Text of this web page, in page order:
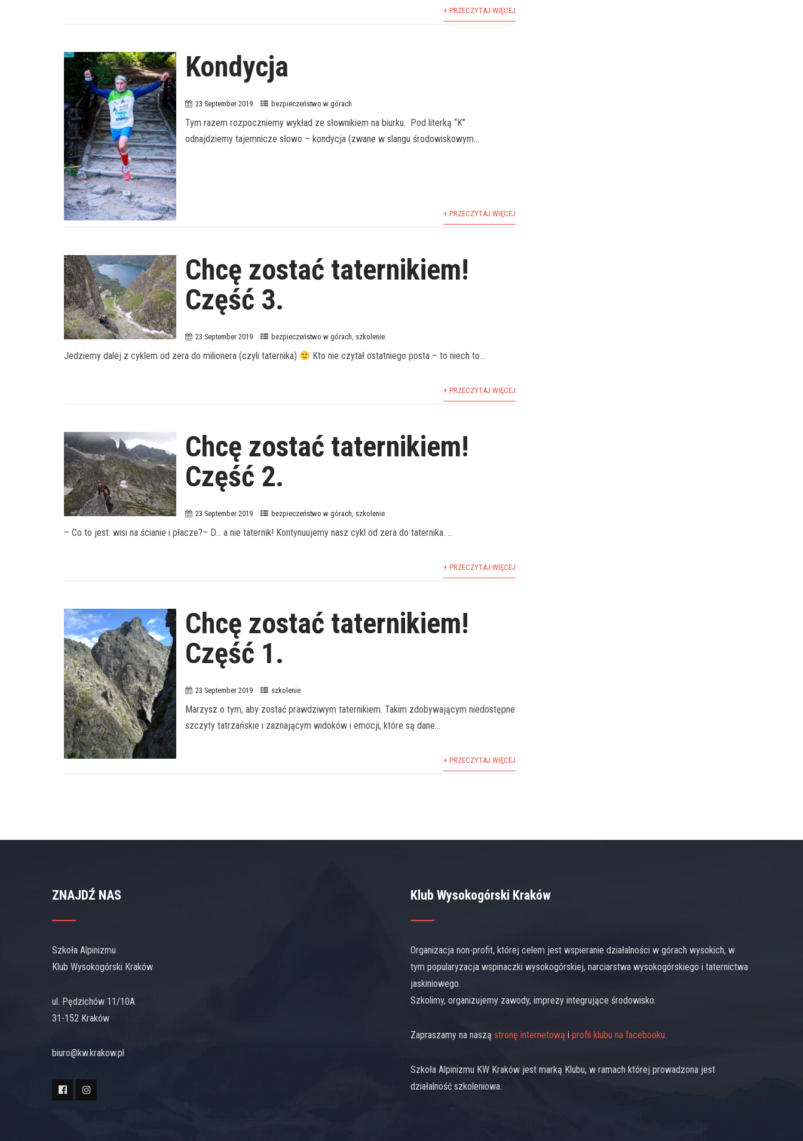
+ PRZECZYTAJ WIĘCEJ
Kondycja
23 September 2019 bezpieczeństwo w górach
Tym razem rozpoczniemy wykład ze słownikiem na biurku. Pod literką “K”
odnajdziemy tajemnicze słowo – kondycja (zwane w slangu środowiskowym...
+ PRZECZYTAJ WIĘCEJ
Chcę zostać taternikiem!
Część 3.
23 September 2019 bezpieczeństwo w górach, szkolenie
Jedziemy dalej z cyklem od zera do milionera (czyli taternika) Kto nie czytał ostatniego posta – to niech to...
+ PRZECZYTAJ WIĘCEJ
Chcę zostać taternikiem!
Część 2.
23 September 2019 bezpieczeństwo w górach, szkolenie
– Co to jest: wisi na ścianie i płacze?– D… a nie taternik! Kontynuujemy nasz cykl od zera do taternika. ...
+ PRZECZYTAJ WIĘCEJ
Chcę zostać taternikiem!
Część 1.
23 September 2019 szkolenie
Marzysz o tym, aby zostać prawdziwym taternikiem. Takim zdobywającym niedostępne
szczyty tatrzańskie i zaznającym widoków i emocji, które są dane...
+ PRZECZYTAJ WIĘCEJ
ZNAJDŹ NAS
Szkoła Alpinizmu
Klub Wysokogórski Kraków
ul. Pędzichów 11/10A
31-152 Kraków
biuro@kw.krakow.pl
Klub Wysokogórski Kraków
Organizacja non-profit, której celem jest wspieranie działalności w górach wysokich, w
tym popularyzacja wspinaczki wysokogórskiej, narciarstwa wysokogórskiego i taternictwa
jaskiniowego.
Szkolimy, organizujemy zawody, imprezy integrujące środowisko.
Zapraszamy na naszą stronę internetową i profil klubu na facebooku.
Szkoła Alpinizmu KW Kraków jest marką Klubu, w ramach której prowadzona jest
działalność szkoleniowa.